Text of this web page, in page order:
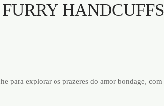
HANDCUFFS
para explorar os prazeres do amor bondage, com